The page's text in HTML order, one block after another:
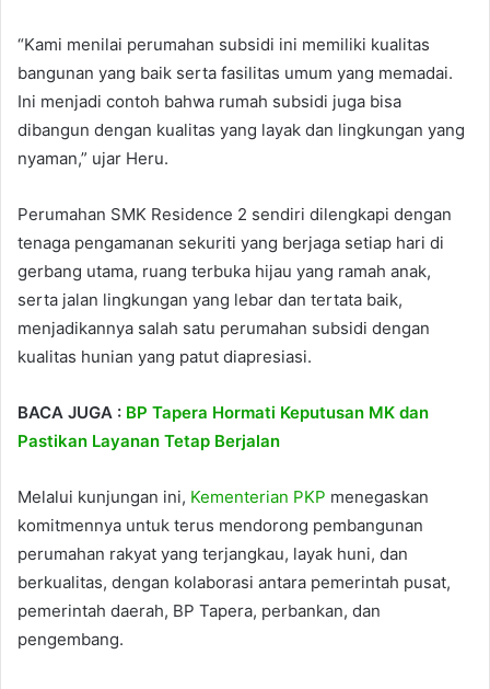
“Kami menilai perumahan subsidi ini memiliki kualitas
bangunan yang baik serta fasilitas umum yang memadai.
Ini menjadi contoh bahwa rumah subsidi juga bisa
dibangun dengan kualitas yang layak dan lingkungan yang
nyaman,” ujar Heru.
Perumahan SMK Residence 2 sendiri dilengkapi dengan
tenaga pengamanan sekuriti yang berjaga setiap hari di
gerbang utama, ruang terbuka hijau yang ramah anak,
serta jalan lingkungan yang lebar dan tertata baik,
menjadikannya salah satu perumahan subsidi dengan
kualitas hunian yang patut diapresiasi.
BACA JUGA : BP Tapera Hormati Keputusan MK dan
Pastikan Layanan Tetap Berjalan
Melalui kunjungan ini, Kementerian PKP menegaskan
komitmennya untuk terus mendorong pembangunan
perumahan rakyat yang terjangkau, layak huni, dan
berkualitas, dengan kolaborasi antara pemerintah pusat,
pemerintah daerah, BP Tapera, perbankan, dan
pengembang.